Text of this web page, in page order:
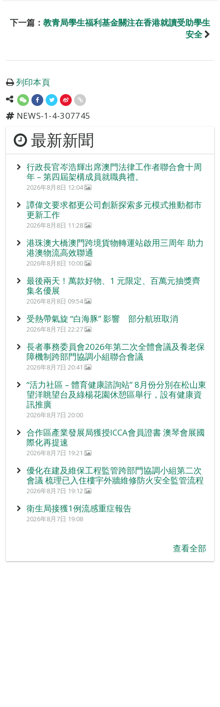
下一篇： 教青局學生福利基金關注在香港就讀受助學生
安全
列印本頁
NEWS-1-4-307745
最新新聞
行政長官岑浩輝出席澳門法律工作者聯合會十周
年 – 第四屆架構成員就職典禮。
2026年8月8日 12:04
譚偉文要求都更公司創新探索多元模式推動都市
更新工作
2026年8月8日 11:28
港珠澳大橋澳門跨境貨物轉運站啟用三周年 助力
港澳物流高效聯通
2026年8月8日 10:00
最後兩天！萬款好物、1 元限定、百萬元抽獎齊
集名優展
2026年8月8日 09:54
受熱帶氣旋 “白海豚” 影響 部分航班取消
2026年8月7日 22:27
長者事務委員會2026年第二次全體會議及養老保
障機制跨部門協調小組聯合會議
2026年8月7日 20:41
“活力社區 – 體育健康諮詢站” 8月份分別在松山東
望洋眺望台及綠楊花園休憩區舉行，設有健康資
訊推廣
2026年8月7日 20:00
合作區產業發展局獲授ICCA會員證書 澳琴會展國
際化再提速
2026年8月7日 19:21
優化在建及維保工程監管跨部門協調小組第二次
會議 梳理已入住樓宇外牆維修防火安全監管流程
2026年8月7日 19:12
衛生局接獲1例流感重症報告
2026年8月7日 19:08
查看全部